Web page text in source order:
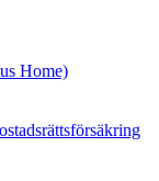
Home)